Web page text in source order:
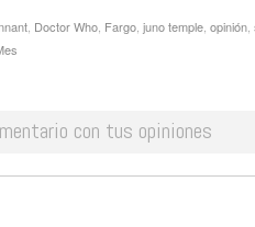
Doctor Who Fargo juno temple opinión
con tus opiniones